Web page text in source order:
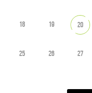
18 19 20
25 26 27